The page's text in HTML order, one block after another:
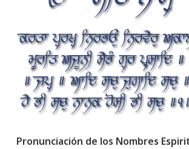
Pronunciación de los Nombres